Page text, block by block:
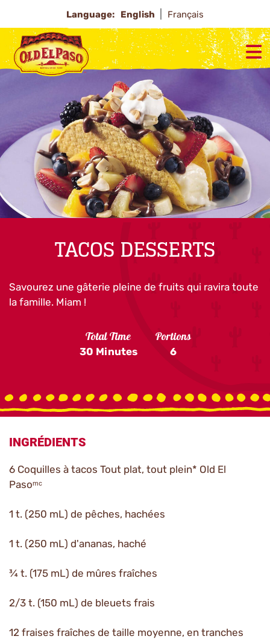
Language: English Français
TACOS DESSERTS
Savourez une gâterie pleine de fruits qui ravira toute
la famille. Miam !
Total Time
30 Minutes
Portions
6
INGRÉDIENTS
6 Coquilles à tacos Tout plat, tout plein* Old El
Pasoᵐᶜ
1 t. (250 mL) de pêches, hachées
1 t. (250 mL) d'ananas, haché
¾ t. (175 mL) de mûres fraîches
2/3 t. (150 mL) de bleuets frais
12 fraises fraîches de taille moyenne, en tranches